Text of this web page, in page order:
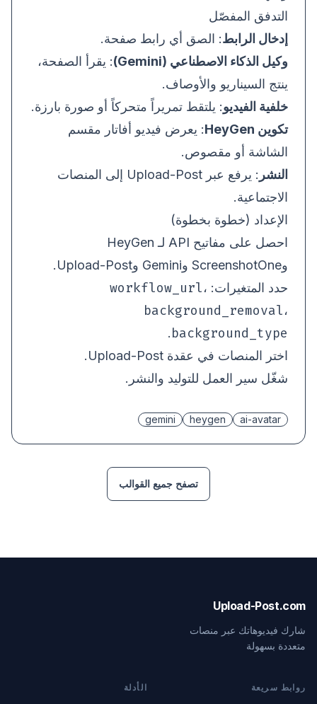
التدفق المفصّل
إدخال الرابط: الصق أي رابط صفحة.
وكيل الذكاء الاصطناعي (Gemini)
: يقرأ الصفحة،
ينتج السيناريو والأوصاف.
خلفية الفيديو: يلتقط تمريراً متحركاً أو صورة بارزة.
تكوين HeyGen
: يعرض فيديو أفاتار مقسم
الشاشة أو مقصوص.
النشر
: يرفع عبر Upload-Post إلى المنصات
الاجتماعية.
الإعداد (خطوة بخطوة)
احصل على مفاتيح API لـ HeyGen
وScreenshotOne وGemini وUpload-Post.
حدد المتغيرات:
workflow_url،
background_removal،
background_type
.
اختر المنصات في عقدة Upload-Post.
شغّل سير العمل للتوليد والنشر.
ai-avatar
heygen
gemini
تصفح جميع القوالب
Upload-Post.com
شارك فيديوهاتك عبر منصات
متعددة بسهولة
روابط سريعة الأدلة